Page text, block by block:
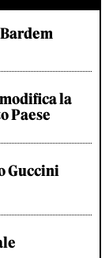
la
Paese
Guccini